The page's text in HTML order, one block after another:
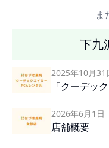
ま
下九
2025年10月31
「クーデッ
2026年6月1日
店舗概要